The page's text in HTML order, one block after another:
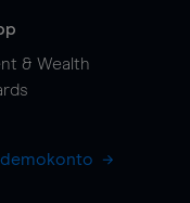
& Wealth